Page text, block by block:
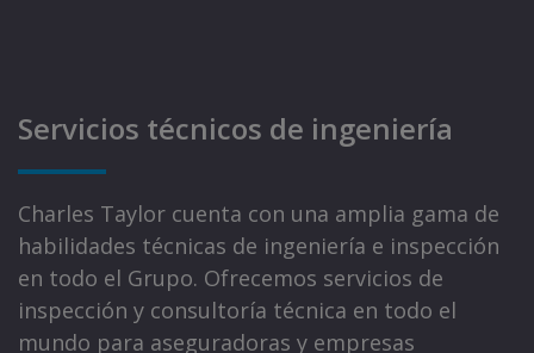
Servicios técnicos de ingeniería
Charles Taylor cuenta con una amplia gama de
habilidades técnicas de ingeniería e inspección
en todo el Grupo. Ofrecemos servicios de
inspección y consultoría técnica en todo el
mundo para aseguradoras y empresas